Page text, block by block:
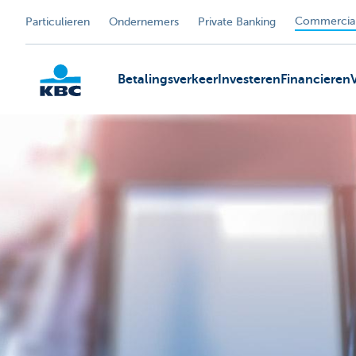
Particulieren Ondernemers Private Banking
Betalingsverkeer Investeren Financieren